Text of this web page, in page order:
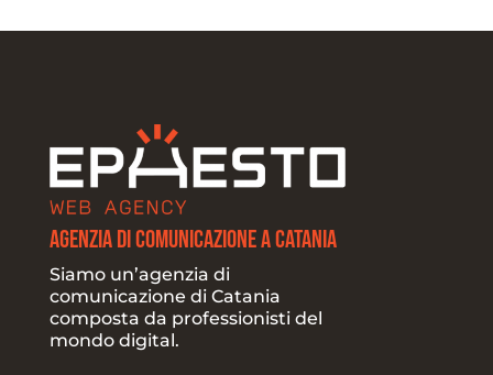
Agenzia di Comunicazione a Catania
Siamo un’agenzia di
comunicazione di Catania
composta da professionisti del
mondo digital.